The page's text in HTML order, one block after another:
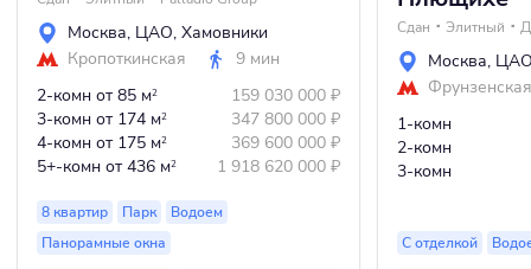
Москва, ЦАО, Хамовники
Кропоткинская
9 мин
2-комн от 85 м2 159 030 000 ₽
3-комн от 174 м2 347 800 000 ₽
4-комн от 175 м2 369 600 000 ₽
5+-комн от 436 м2 1 918 620 000 ₽
8 квартир Парк
Водоем
Панорамные окна
Сдан Элитный
Москва,
Фрунзенская
1-комн
2-комн
3-комн
С отделкой